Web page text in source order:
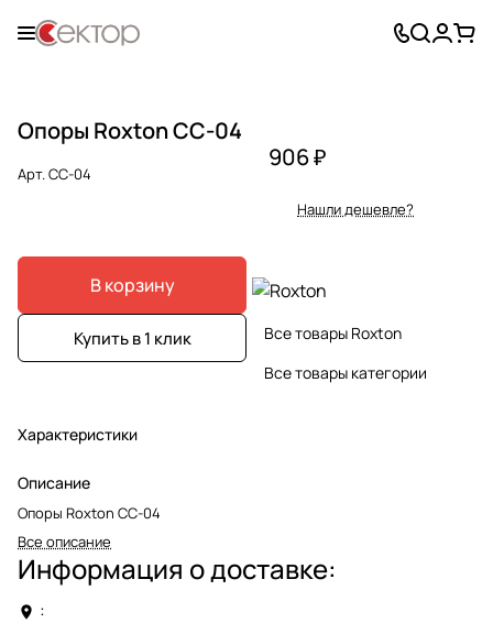
Опоры Roxton CC-04
Арт.CC-04
В корзину
Купить в 1 клик
Характеристики
Описание
Опоры Roxton CC-04
Все описание
906 ₽
Нашли дешевле?
Все товары Roxton
Все товары категории
Информация о доставке:
: